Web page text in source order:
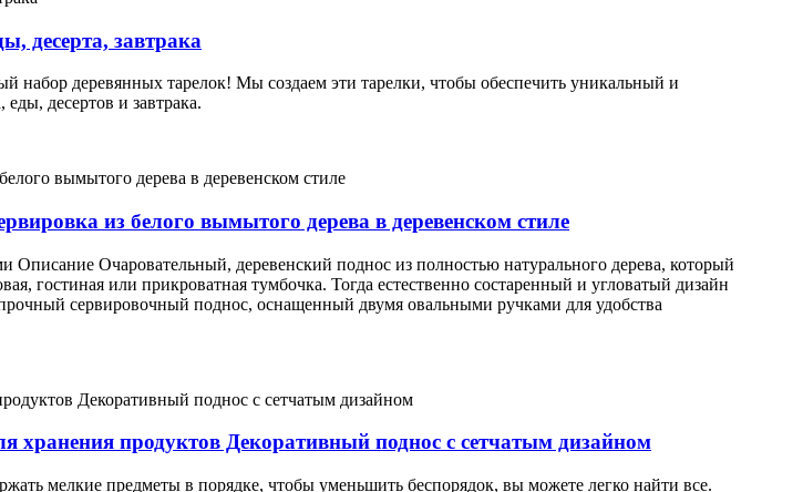
десерта, завтрака
деревянных тарелок! Мы создаем эти тарелки, чтобы обеспечить уникальный и
десертов и завтрака.
из белого вымытого дерева в деревенском стиле
Очаровательный, деревенский поднос из полностью натурального дерева, который
гостиная или прикроватная тумбочка. Тогда естественно состаренный и угловатый дизайн
сервировочный поднос, оснащенный двумя овальными ручками для удобства
хранения продуктов Декоративный поднос с сетчатым дизайном
мелкие предметы в порядке, чтобы уменьшить беспорядок, вы можете легко найти все.